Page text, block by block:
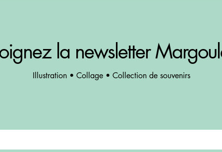
la newsletter
Illustration • Collage • Collection de souvenirs